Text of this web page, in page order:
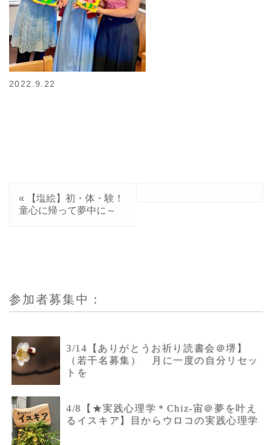
2022.9.22
«
【塩絵】初・体・験！
童心に帰って夢中に～
参加者募集中：
3/14【ありがとうお祈り読書会＠堺】
（若干名募集） 月に一度の自分リセッ
トを
4/8【★実践心理学＊Chiz-宙＠夢を叶え
るイスキア】目からウロコの実践心理学